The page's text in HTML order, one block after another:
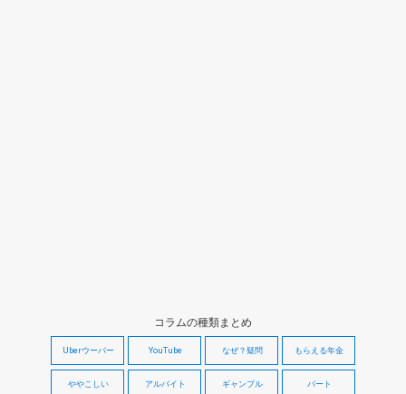
コラムの種類まとめ
Uberウーバー YouTube なぜ？疑問 もらえる年金
ややこしい アルバイト ギャンブル パート